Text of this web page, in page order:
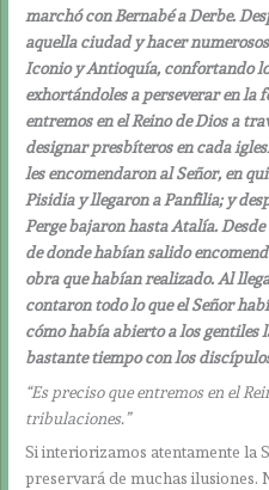
marchó con Bernabé a Derbe.
aquella ciudad y hacer
Iconio y Antioquía, confortando
exhortándoles a perseverar en la
entremos en el Reino de Dios a
designar presbíteros en cada
les encomendaron al Señor, en
Pisidia y llegaron a Panfilia; y
Perge bajaron hasta Atalía.
de donde habían salido
obra que habían realizado. Al
contaron todo lo que el Señor
cómo había abierto a los gentiles
bastante tiempo con los
“Es preciso que entremos en el
tribulaciones.”
Si interiorizamos atentamente la
preservará de muchas ilusiones.